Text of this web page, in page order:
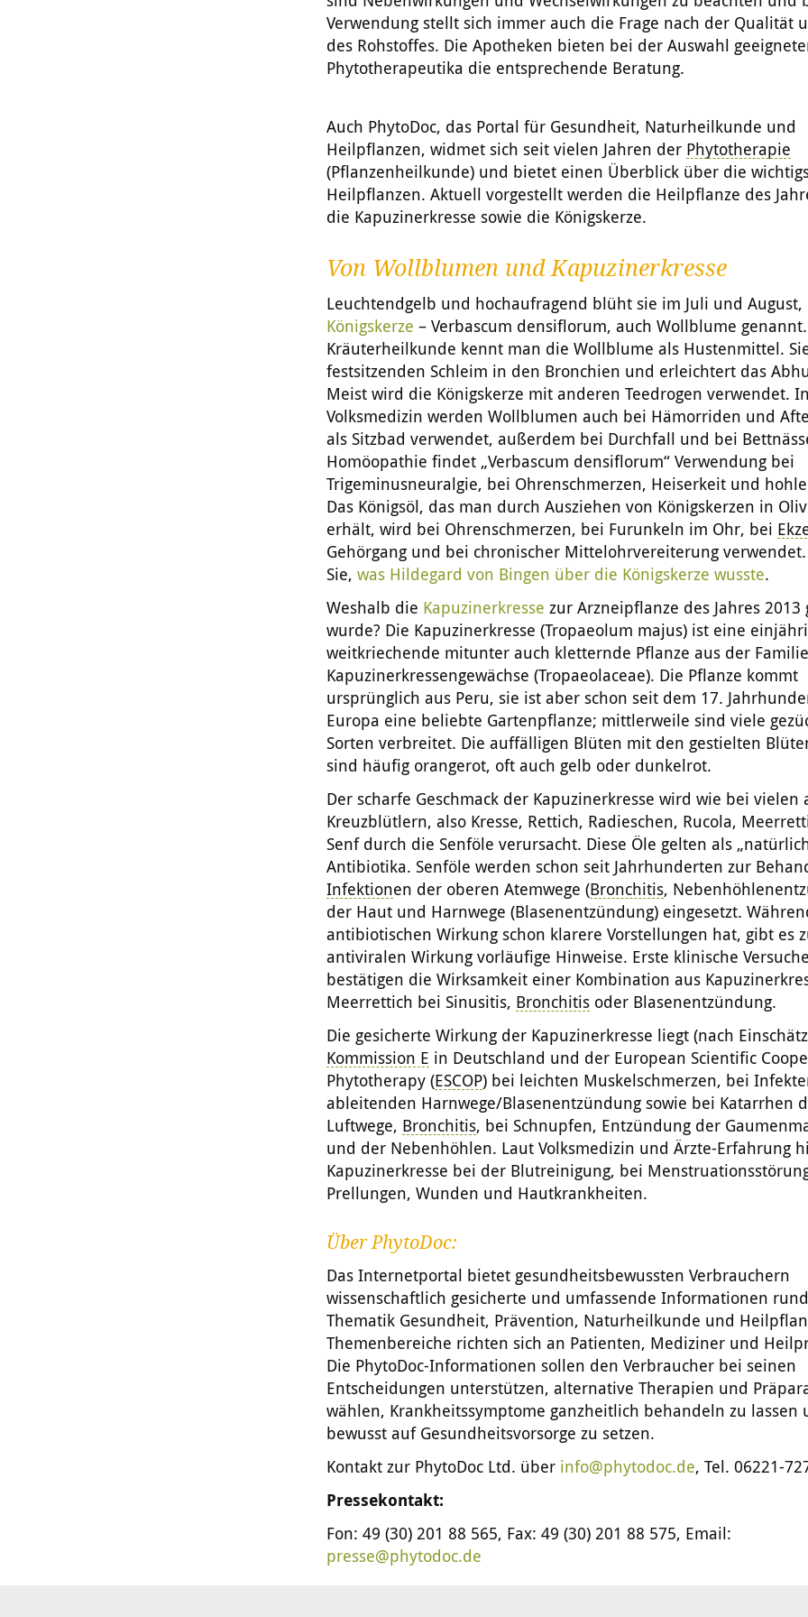
Verwendung stellt sich immer auch die Frage nach der Qualität
des Rohstoffes. Die Apotheken bieten bei der Auswahl
Phytotherapeutika die entsprechende Beratung.
Auch PhytoDoc, das Portal für Gesundheit, Naturheilkunde und
Heilpflanzen, widmet sich seit vielen Jahren der Phytotherapie
(Pflanzenheilkunde) und bietet einen Überblick über die
Heilpflanzen. Aktuell vorgestellt werden die Heilpflanze des
die Kapuzinerkresse sowie die Königskerze.
Von Wollblumen und Kapuzinerkresse
Leuchtendgelb und hochaufragend blüht sie im Juli und August,
Königskerze – Verbascum densiflorum, auch Wollblume
Kräuterheilkunde kennt man die Wollblume als Hustenmittel.
festsitzenden Schleim in den Bronchien und erleichtert das
Meist wird die Königskerze mit anderen Teedrogen verwendet.
Volksmedizin werden Wollblumen auch bei Hämorriden und
als Sitzbad verwendet, außerdem bei Durchfall und bei
Homöopathie findet „Verbascum densiflorum“ Verwendung bei
Trigeminusneuralgie, bei Ohrenschmerzen, Heiserkeit und
Das Königsöl, das man durch Ausziehen von Königskerzen in
erhält, wird bei Ohrenschmerzen, bei Furunkeln im Ohr, bei
Gehörgang und bei chronischer Mittelohrvereiterung
Sie, was Hildegard von Bingen über die Königskerze wusste.
Weshalb die Kapuzinerkresse zur Arzneipflanze des Jahres 2013
wurde? Die Kapuzinerkresse (Tropaeolum majus) ist eine
weitkriechende mitunter auch kletternde Pflanze aus der
Kapuzinerkressengewächse (Tropaeolaceae). Die Pflanze kommt
ursprünglich aus Peru, sie ist aber schon seit dem 17.
Europa eine beliebte Gartenpflanze; mittlerweile sind viele
Sorten verbreitet. Die auffälligen Blüten mit den gestielten
sind häufig orangerot, oft auch gelb oder dunkelrot.
Der scharfe Geschmack der Kapuzinerkresse wird wie bei vielen
Kreuzblütlern, also Kresse, Rettich, Radieschen, Rucola,
Senf durch die Senföle verursacht. Diese Öle gelten als
Antibiotika. Senföle werden schon seit Jahrhunderten zur
Infektionen der oberen Atemwege (Bronchitis,
der Haut und Harnwege (Blasenentzündung) eingesetzt.
antibiotischen Wirkung schon klarere Vorstellungen hat, gibt es
antiviralen Wirkung vorläufige Hinweise. Erste klinische
bestätigen die Wirksamkeit einer Kombination aus
Meerrettich bei Sinusitis, Bronchitis oder Blasenentzündung.
Die gesicherte Wirkung der Kapuzinerkresse liegt (nach
Kommission E in Deutschland und der European Scientific
Phytotherapy (ESCOP) bei leichten Muskelschmerzen, bei
ableitenden Harnwege/Blasenentzündung sowie bei Katarrhen
Luftwege, Bronchitis, bei Schnupfen, Entzündung der
und der Nebenhöhlen. Laut Volksmedizin und Ärzte-Erfahrung
Kapuzinerkresse bei der Blutreinigung, bei
Prellungen, Wunden und Hautkrankheiten.
Über PhytoDoc:
Das Internetportal bietet gesundheitsbewussten Verbrauchern
wissenschaftlich gesicherte und umfassende Informationen
Thematik Gesundheit, Prävention, Naturheilkunde und
Themenbereiche richten sich an Patienten, Mediziner und
Die PhytoDoc-Informationen sollen den Verbraucher bei seinen
Entscheidungen unterstützen, alternative Therapien und
wählen, Krankheitssymptome ganzheitlich behandeln zu lassen
bewusst auf Gesundheitsvorsorge zu setzen.
Kontakt zur PhytoDoc Ltd. über info@phytodoc.de, Tel. 06221-
Pressekontakt:
Fon: 49 (30) 201 88 565, Fax: 49 (30) 201 88 575, Email:
presse@phytodoc.de